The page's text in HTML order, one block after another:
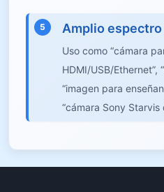
5 Amplio
Uso como “cámara
HDMI/USB/Ethernet”,
“imagen para
“cámara Sony